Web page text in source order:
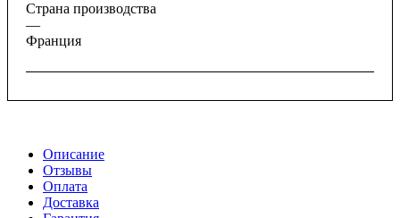
Страна производства
—
Франция
Описание
Отзывы
Оплата
Доставка